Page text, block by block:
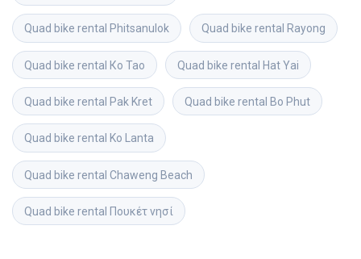
Quad bike rental Phitsanulok Quad bike rental Rayong
Quad bike rental Ко Тао Quad bike rental Hat Yai
Quad bike rental Pak Kret Quad bike rental Bo Phut
Quad bike rental Ko Lanta
Quad bike rental Chaweng Beach
Quad bike rental Πουκέτ νησί